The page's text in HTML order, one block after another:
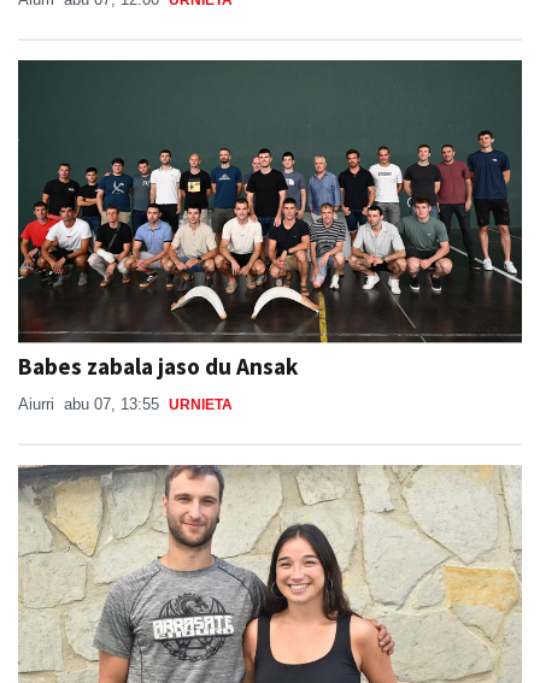
Babes zabala jaso du Ansak
Aiurri abu 07, 13:55 URNIETA